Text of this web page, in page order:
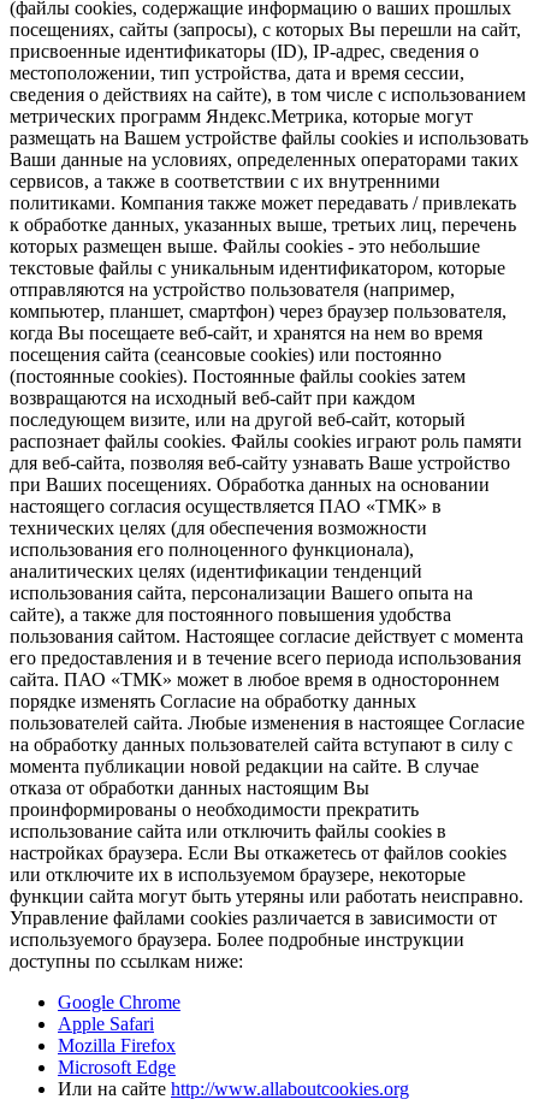
(файлы cookies, содержащие информацию о ваших прошлых
посещениях, сайты (запросы), с которых Вы перешли на сайт,
присвоенные идентификаторы (ID), IP-адрес, сведения о
местоположении, тип устройства, дата и время сессии,
сведения о действиях на сайте), в том числе с использованием
метрических программ Яндекс.Метрика, которые могут
размещать на Вашем устройстве файлы cookies и использовать
Ваши данные на условиях, определенных операторами таких
сервисов, а также в соответствии с их внутренними
политиками. Компания также может передавать / привлекать
к обработке данных, указанных выше, третьих лиц, перечень
которых размещен выше. Файлы cookies - это небольшие
текстовые файлы с уникальным идентификатором, которые
отправляются на устройство пользователя (например,
компьютер, планшет, смартфон) через браузер пользователя,
когда Вы посещаете веб-сайт, и хранятся на нем во время
посещения сайта (сеансовые cookies) или постоянно
(постоянные cookies). Постоянные файлы cookies затем
возвращаются на исходный веб-сайт при каждом
последующем визите, или на другой веб-сайт, который
распознает файлы cookies. Файлы cookies играют роль памяти
для веб-сайта, позволяя веб-сайту узнавать Ваше устройство
при Ваших посещениях. Обработка данных на основании
настоящего согласия осуществляется ПАО «ТМК» в
технических целях (для обеспечения возможности
использования его полноценного функционала),
аналитических целях (идентификации тенденций
использования сайта, персонализации Вашего опыта на
сайте), а также для постоянного повышения удобства
пользования сайтом. Настоящее согласие действует с момента
его предоставления и в течение всего периода использования
сайта. ПАО «ТМК» может в любое время в одностороннем
порядке изменять Согласие на обработку данных
пользователей сайта. Любые изменения в настоящее Согласие
на обработку данных пользователей сайта вступают в силу с
момента публикации новой редакции на сайте. В случае
отказа от обработки данных настоящим Вы
проинформированы о необходимости прекратить
использование сайта или отключить файлы cookies в
настройках браузера. Если Вы откажетесь от файлов cookies
или отключите их в используемом браузере, некоторые
функции сайта могут быть утеряны или работать неисправно.
Управление файлами cookies различается в зависимости от
используемого браузера. Более подробные инструкции
доступны по ссылкам ниже:
Google Chrome
Apple Safari
Mozilla Firefox
Microsoft Edge
Или на сайте http://www.allaboutcookies.org